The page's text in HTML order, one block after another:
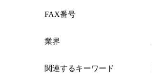
FAX番号
業界
関連するキーワード